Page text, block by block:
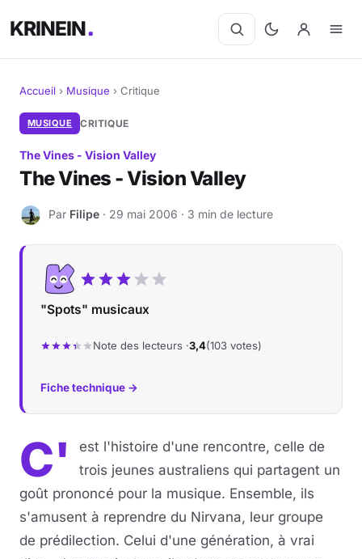
KRINEIN
Cinéma
Séries
Livres
Jeux vidéo
Musique
Sciences & Tech
Forum
Accueil › Musique › Critique
MUSIQUE CRITIQUE
The Vines - Vision Valley
The Vines - Vision Valley
F Par Filipe · 29 mai 2006 · 3 min de lecture
"Spots" musicaux
Note des lecteurs ·3,4(103 votes)
Fiche technique →
C'
est l'histoire d'une rencontre, celle de
trois jeunes australiens qui partagent un
goût prononcé pour la musique. Ensemble, ils
s'amusent à reprendre du Nirvana, leur groupe
de prédilection. Celui d'une génération, à vrai